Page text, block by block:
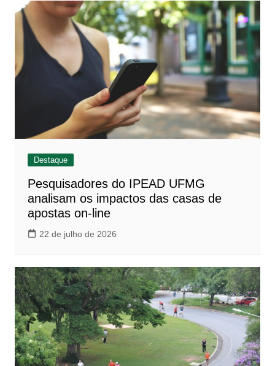
Destaque
Pesquisadores do IPEAD UFMG
analisam os impactos das casas de
apostas on-line
22 de julho de 2026